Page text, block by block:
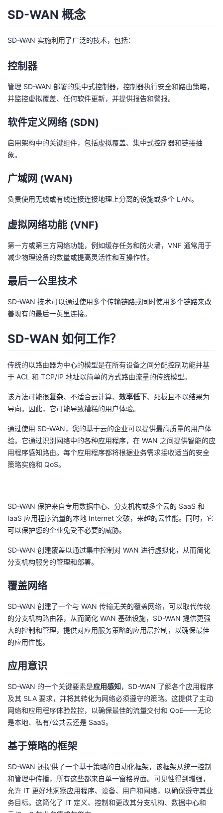
课
程
的
认
我
的
验
我
收
藏
术
支
持
云
声
建
议
SD-WAN 概念
SD-WAN 实施利用了广泛的技术，包括：
控制器
管理 SD-WAN 部署的集中式控制器，控制器执行安全和路由策略，
并监控虚拟覆盖、任何软件更新，并提供报告和警报。
软件定义网络 (SDN)
启用架构中的关键组件，包括虚拟覆盖、集中式控制器和链接抽
象。
广域网 (WAN)
负责使用无线或有线连接连接地理上分离的设施或多个 LAN。
虚拟网络功能 (VNF)
第一方或第三方网络功能，例如缓存任务和防火墙，VNF 通常用于
减少物理设备的数量或提高灵活性和互操作性。
最后一公里技术
SD-WAN 技术可以通过使用多个传输链路或同时使用多个链路来改
善现有的最后一英里连接。
SD-WAN 如何工作？
传统的以路由器为中心的模型是在所有设备之间分配控制功能并基
于 ACL 和 TCP/IP 地址以简单的方式路由流量的传统模型。
该方法可能很复杂、不适合云计算、 效率低下、死板且不以结果为
导向。因此，它可能导致糟糕的用户体验。
通过使用 SD-WAN，您的基于云的企业可以提供最高质量的用户体
验。它通过识别网络中的各种应用程序，在 WAN 之间提供智能的应
用程序感知路由。每个应用程序都将根据业务需求接收适当的安全
策略实施和 QoS。
SD-WAN 保护来自专用数据中心、分支机构或多个云的 SaaS 和
IaaS 应用程序流量的本地 Internet 突破，来越的云性能。同时，它
可以保护您的企业免受不必要的威胁。
SD-WAN 创建覆盖以通过集中控制对 WAN 进行虚拟化，从而简化
分支机构服务的管理和部署。
覆盖网络
SD-WAN 创建了一个与 WAN 传输无关的覆盖网络，可以取代传统
的分支机构路由器，从而简化 WAN 基础设施，SD-WAN 提供更强
大的控制和管理，提供对应用服务策略的应用层控制，以确保最佳
的应用性能。
应用意识
SD-WAN 的一个关键要素是应用感知，SD-WAN 了解各个应用程序
及其 SLA 要求，并将其转化为网络必须遵守的策略。这提供了主动
网络和应用程序体验监控，以确保最佳的流量交付和 QoE——无论
是本地、私有/公共云还是 SaaS。
基于策略的框架
SD-WAN 还提供了一个基于策略的自动化框架，该框架从统一控制
和管理中传播，所有这些都来自单一窗格界面。可见性得到增强，
允许 IT 更好地洞察应用程序、设备、用户和网络，以确保遵守其业
务目标。这简化了 IT 定义、控制和更改其分支机构、数据中心和